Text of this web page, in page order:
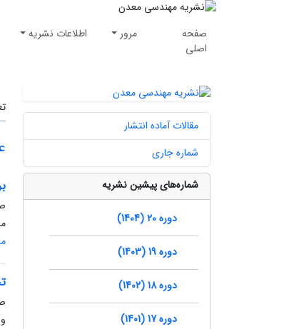
صفحه
اصلی
مرور اطلاعات نشریه
مقالات آماده انتشار
شماره جاری
شماره‌های پیشین نشریه
دوره 20 (1404)
دوره 19 (1403)
دوره 18 (1402)
دوره 17 (1401)